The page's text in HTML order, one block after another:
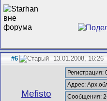
#6 13.01.2008, 16:26
Mefisto
Регистрация:
Адрес:
Сообщения: